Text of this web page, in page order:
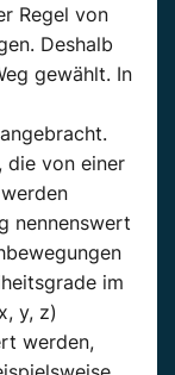
Regel von
Deshalb
gewählt. In
die von einer
nennenswert
im
y, z)
werden,